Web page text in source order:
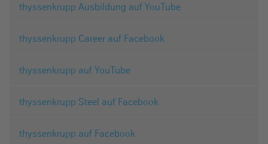
thyssenkrupp Ausbildung auf YouTube
thyssenkrupp Career auf Facebook
thyssenkrupp auf YouTube
thyssenkrupp Steel auf Facebook
thyssenkrupp auf Facebook